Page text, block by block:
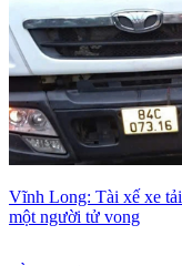
Vĩnh Long: Tài xế xe
một người tử vong